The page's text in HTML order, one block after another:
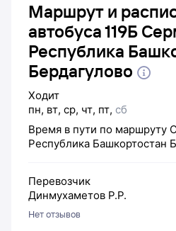
Маршрут и
автобуса 119Б
Республика
Бердагулово
Ходит
пн, вт, ср, чт, пт, сб
Время в пути по маршруту
Республика Башкортостан
Перевозчик
Динмухаметов Р.Р.
Нет отзывов